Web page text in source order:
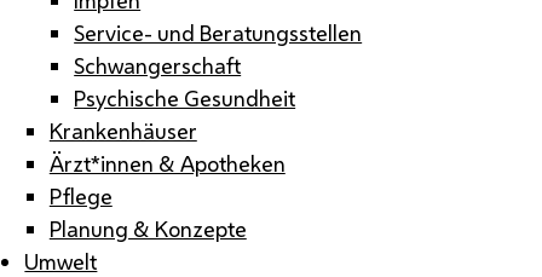
Service- und Beratungsstellen
Schwangerschaft
Psychische Gesundheit
Krankenhäuser
Ärzt*innen & Apotheken
Pflege
Planung & Konzepte
Umwelt